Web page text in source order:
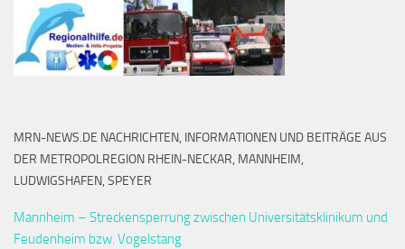
MRN-NEWS.DE NACHRICHTEN, INFORMATIONEN UND BEITRÄGE AUS
DER METROPOLREGION RHEIN-NECKAR, MANNHEIM,
LUDWIGSHAFEN, SPEYER
Mannheim – Streckensperrung zwischen Universitätsklinikum und
Feudenheim bzw. Vogelstang